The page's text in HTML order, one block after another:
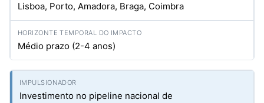
Lisboa, Porto, Amadora, Braga, Coimbra
Médio prazo (2-4 anos)
Investimento no pipeline nacional de